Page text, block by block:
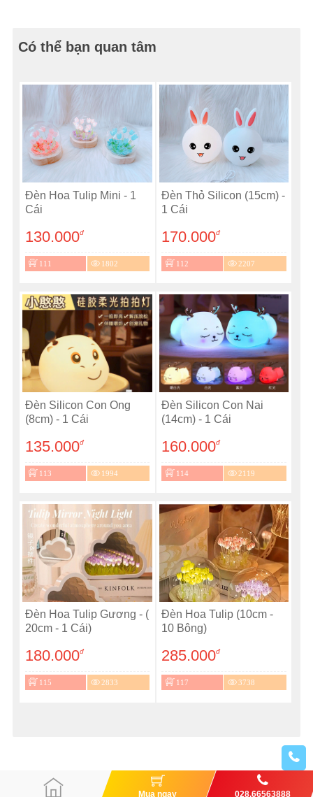
Có thể bạn quan tâm
Đèn Hoa Tulip Mini - 1
Cái
130.000đ
111 1802
Đèn Thỏ Silicon (15cm) -
1 Cái
170.000đ
112 2207
Đèn Silicon Con Ong
(8cm) - 1 Cái
135.000đ
113 1994
Đèn Silicon Con Nai
(14cm) - 1 Cái
160.000đ
114 2119
Đèn Hoa Tulip Gương - (
20cm - 1 Cái)
180.000đ
115 2833
Đèn Hoa Tulip (10cm -
10 Bông)
285.000đ
117 3738
Mua ngay 028.66563888